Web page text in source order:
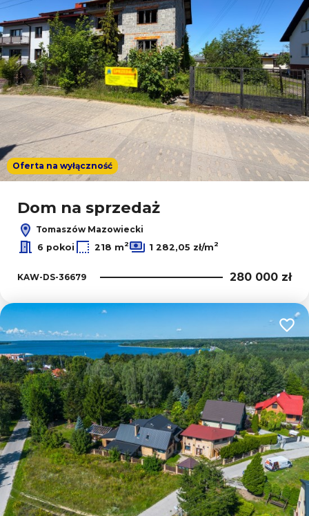
Oferta na wyłączność
Dom na sprzedaż
Tomaszów Mazowiecki
6 pokoi
218 m2 1 282,05 zł/m2
KAW-DS-36679 280 000 zł